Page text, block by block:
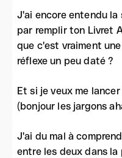
J'ai encore entendu la
par remplir ton Livret
que c'est vraiment
réflexe un peu daté ?
Et si je veux me lancer
(bonjour les jargons
J'ai du mal à
entre les deux dans la